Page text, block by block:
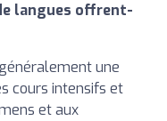
langues offrent-
une
cours intensifs et
et aux